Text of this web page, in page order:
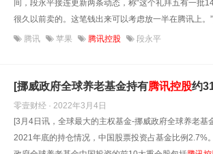
间，段永平接连更新两条动态，称“这个礼拜五有一批
很久以前卖的。这笔钱出来可以考虑放一半在腾讯上。
腾讯 苹果 腾讯控股 段永平
[挪威政府全球养老基金持有腾讯控股约
零壹财经 · 2022年3月4日
[3月4日讯，全球最大的主权基金-挪威政府全球养老基
2021年底的持仓情况，中国股票投资占基金比例2.7%